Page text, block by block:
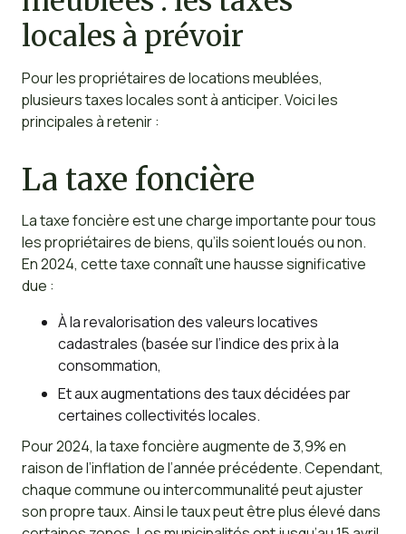
locales à prévoir
Pour les propriétaires de locations meublées,
plusieurs taxes locales sont à anticiper. Voici les
principales à retenir :
La taxe foncière
La taxe foncière est une charge importante pour tous
les propriétaires de biens, qu’ils soient loués ou non.
En 2024, cette taxe connaît une hausse significative
due :
À la revalorisation des valeurs locatives
cadastrales (basée sur l’indice des prix à la
consommation,
Et aux augmentations des taux décidées par
certaines collectivités locales.
Pour 2024, la taxe foncière augmente de 3,9% en
raison de l’inflation de l’année précédente. Cependant,
chaque commune ou intercommunalité peut ajuster
son propre taux. Ainsi le taux peut être plus élevé dans